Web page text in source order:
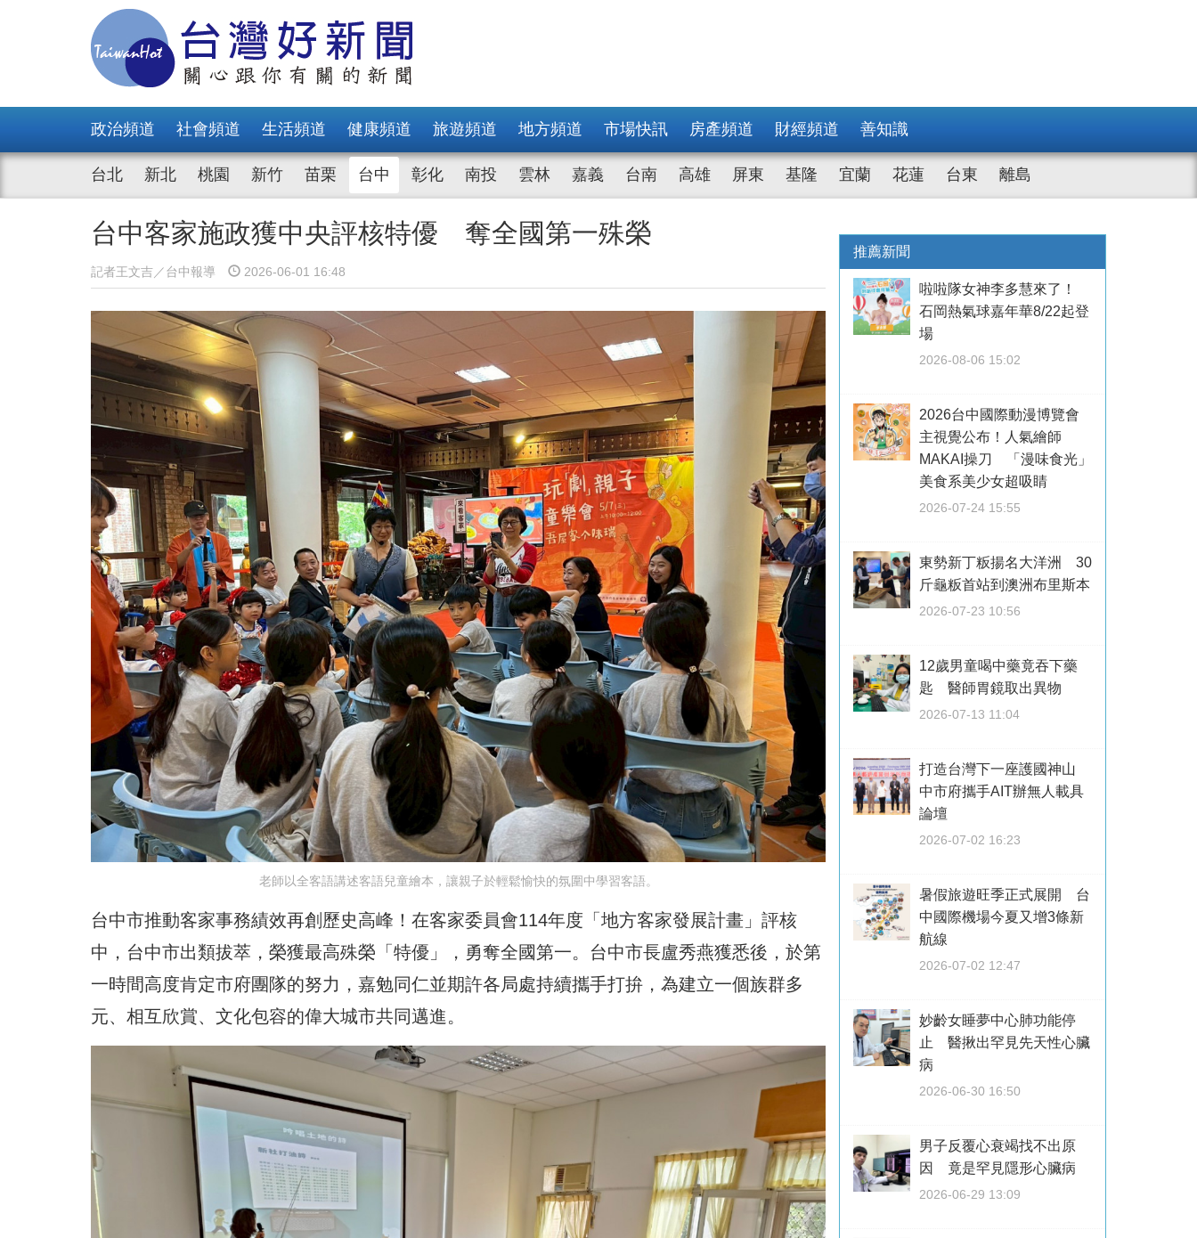
政治頻道 社會頻道 生活頻道 健康頻道 旅遊頻道 地方頻道 市場快訊 房產頻道 財經頻道 善知識
台北 新北 桃園 新竹 苗栗 台中 彰化 南投 雲林 嘉義 台南 高雄 屏東 基隆 宜蘭 花蓮 台東 離島
台中客家施政獲中央評核特優 奪全國第一殊榮
記者王文吉／台中報導 2026-06-01 16:48
老師以全客語講述客語兒童繪本，讓親子於輕鬆愉快的氛圍中學習客語。
台中市推動客家事務績效再創歷史高峰！在客家委員會114年度「地方客家發展計畫」評核
中，台中市出類拔萃，榮獲最高殊榮「特優」，勇奪全國第一。台中市長盧秀燕獲悉後，於第
一時間高度肯定市府團隊的努力，嘉勉同仁並期許各局處持續攜手打拚，為建立一個族群多
元、相互欣賞、文化包容的偉大城市共同邁進。
推薦新聞
啦啦隊女神李多慧來了！
石岡熱氣球嘉年華8/22起登
場
2026-08-06 15:02
2026台中國際動漫博覽會
主視覺公布！人氣繪師
MAKAI操刀 「漫味食光」
美食系美少女超吸睛
2026-07-24 15:55
東勢新丁粄揚名大洋洲 30
斤龜粄首站到澳洲布里斯本
2026-07-23 10:56
12歲男童喝中藥竟吞下藥
匙 醫師胃鏡取出異物
2026-07-13 11:04
打造台灣下一座護國神山
中市府攜手AIT辦無人載具
論壇
2026-07-02 16:23
暑假旅遊旺季正式展開 台
中國際機場今夏又增3條新
航線
2026-07-02 12:47
妙齡女睡夢中心肺功能停
止 醫揪出罕見先天性心臟
病
2026-06-30 16:50
男子反覆心衰竭找不出原
因 竟是罕見隱形心臟病
2026-06-29 13:09